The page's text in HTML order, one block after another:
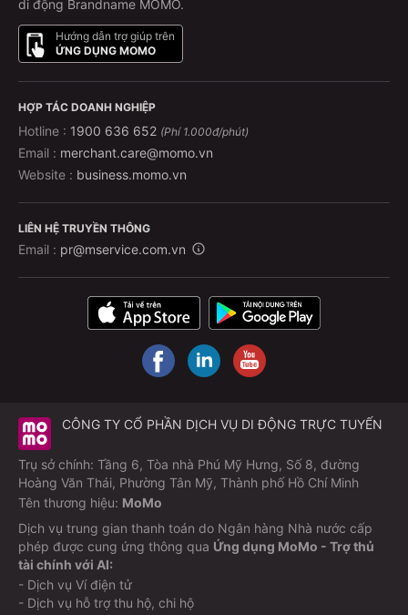
di động Brandname MOMO.
Hướng dẫn trợ giúp trên
ỨNG DỤNG MOMO
HỢP TÁC DOANH NGHIỆP
Hotline : 1900 636 652 (Phí 1.000đ/phút)
Email : merchant.care@momo.vn
Website : business.momo.vn
LIÊN HỆ TRUYỀN THÔNG
Email : pr@mservice.com.vn
CÔNG TY CỔ PHẦN DỊCH VỤ DI ĐỘNG TRỰC TUYẾN
Trụ sở chính: Tầng 6, Tòa nhà Phú Mỹ Hưng, Số 8, đường
Hoàng Văn Thái, Phường Tân Mỹ, Thành phố Hồ Chí Minh
Tên thương hiệu: MoMo
Dịch vụ trung gian thanh toán do Ngân hàng Nhà nước cấp
phép được cung ứng thông qua Ứng dụng MoMo - Trợ thủ
tài chính với AI:
- Dịch vụ Ví điện tử
- Dịch vụ hỗ trợ thu hộ, chi hộ